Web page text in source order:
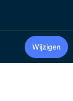
Wijzigen